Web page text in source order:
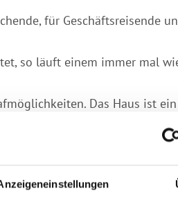
für Geschäftsreisende
so läuft einem immer mal
Das Haus ist
Dusche sowie Parkplätze
gestellt.
ist ab Ortskern